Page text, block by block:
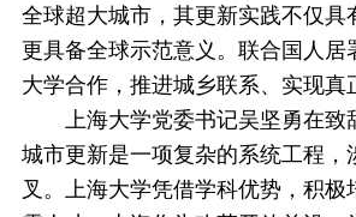
全球超大城市，其更新实践不仅具
更具备全球示范意义。联合国人居
大学合作，推进城乡联系、实现真
上海大学党委书记吴坚勇在致
城市更新是一项复杂的系统工程，
叉。上海大学凭借学科优势，积极